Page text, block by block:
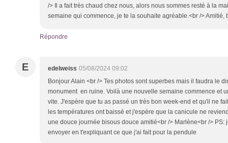
/> Il a fait très chaud chez nous, alors nous sommes resté à la
semaine qui commence, je te la souhaite agréable.<br /> Amitié,
Répondre
E edelweiss 05/08/2024 09:02
Bonjour Alain <br /> Tes photos sont superbes mais il faudra le
monument en ruine. Voilà une nouvelle semaine commence et
vite. J'espère que tu as passé un très bon week-end et qu'il ne
les températures ont baissé et j'espère que la canicule ne
une douce journée bisous douce amitié<br /> Marlène<br /> PS:
envoyer en t'expliquant ce que j'ai fait pour la pendule